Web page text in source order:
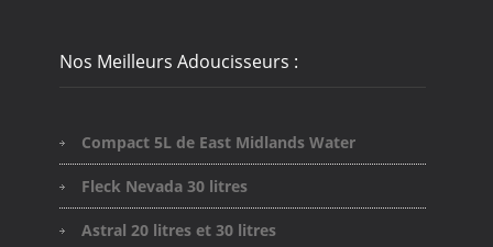
Nos Meilleurs Adoucisseurs :
Compact 5L de East Midlands Water
Fleck Nevada 30 litres
Astral 20 litres et 30 litres